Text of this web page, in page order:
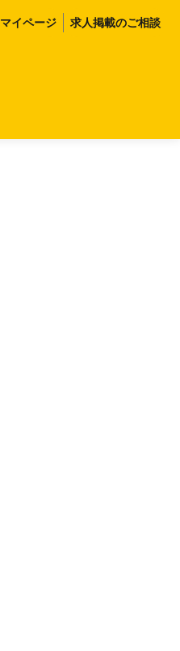
マイページ 求人掲載のご相談